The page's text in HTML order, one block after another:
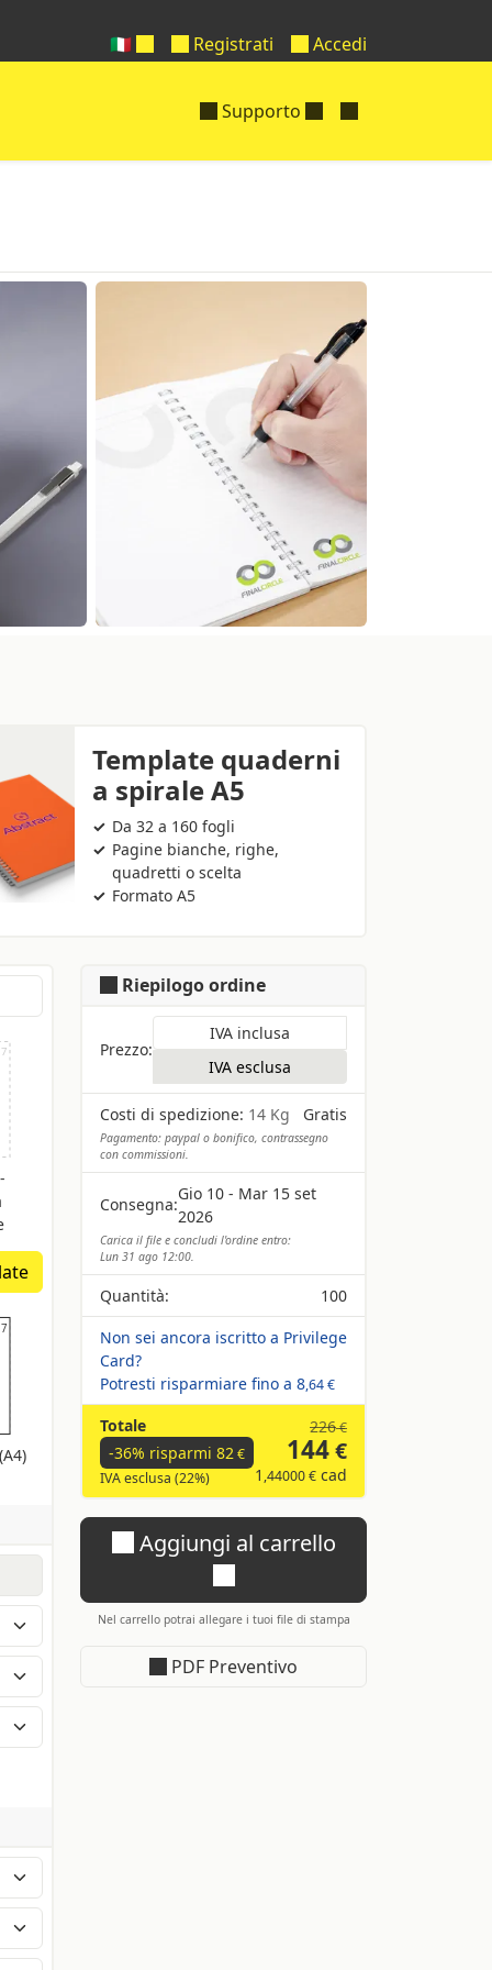
Registrati Accedi
🇮🇹
Supporto
Template quaderni
a spirale A5
Da 32 a 160 fogli
Pagine bianche, righe,
quadretti o scelta
Formato A5
Riepilogo ordine
Prezzo:
IVA inclusa
IVA esclusa
Costi di spedizione: 14 Kg Gratis
Pagamento: paypal o bonifico, contrassegno
con commissioni.
Consegna:
Gio 10 - Mar 15 set
2026
Carica il file e concludi l'ordine entro:
Lun 31 ago 12:00.
Quantità:
100
Non sei ancora iscritto a Privilege
Card?
Potresti risparmiare fino a 8,64 €
Totale
-36% risparmi 82€
IVA esclusa (22%)
226€
144€
1,44000 € cad
Aggiungi al carrello
Nel carrello potrai allegare i tuoi file di stampa
PDF Preventivo